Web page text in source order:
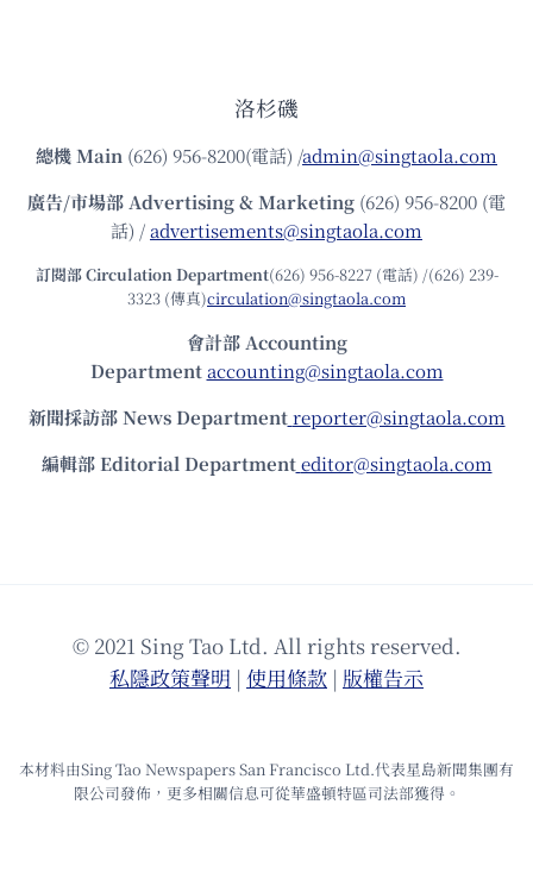
洛杉磯
總機Main (626) 956-8200(電話) /admin@singtaola.com
廣告/市場部Advertising & Marketing (626) 956-8200 (電
話) /advertisements@singtaola.com
訂閱部 Circulation Department(626) 956-8227 (電話) /(626) 239-
3323 (傳真)circulation@singtaola.com
會計部 Accounting
Department accounting@singtaola.com
新聞採訪部 News Department reporter@singtaola.com
編輯部 Editorial Department editor@singtaola.com
© 2021 Sing Tao Ltd. All rights reserved.
私隱政策聲明 | 使⽤條款 | 版權告⽰
本材料由Sing Tao Newspapers San Francisco Ltd.代表星島新聞集團有
限公司發佈，更多相關信息可從華盛頓特區司法部獲得。